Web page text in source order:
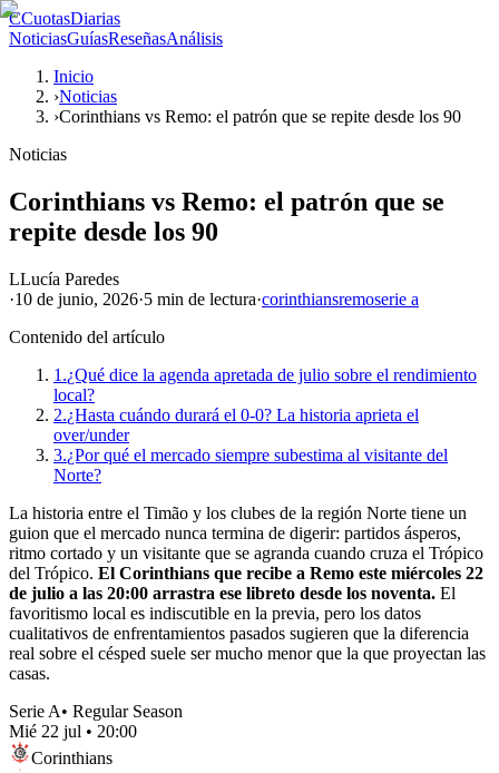
CCuotasDiarias
NoticiasGuíasReseñasAnálisis
Inicio
›Noticias
›Corinthians vs Remo: el patrón que se repite desde los 90
Noticias
Corinthians vs Remo: el patrón que se
repite desde los 90
LLucía Paredes
·10 de junio, 2026·5 min de lectura·corinthiansremoserie a
Contenido del artículo
1.¿Qué dice la agenda apretada de julio sobre el rendimiento
local?
2.¿Hasta cuándo durará el 0-0? La historia aprieta el
over/under
3.¿Por qué el mercado siempre subestima al visitante del
Norte?
La historia entre el Timão y los clubes de la región Norte tiene un
guion que el mercado nunca termina de digerir: partidos ásperos,
ritmo cortado y un visitante que se agranda cuando cruza el Trópico
del Trópico. El Corinthians que recibe a Remo este miércoles 22
de julio a las 20:00 arrastra ese libreto desde los noventa. El
favoritismo local es indiscutible en la previa, pero los datos
cualitativos de enfrentamientos pasados sugieren que la diferencia
real sobre el césped suele ser mucho menor que la que proyectan las
casas.
Serie A• Regular Season
Mié 22 jul • 20:00
Corinthians